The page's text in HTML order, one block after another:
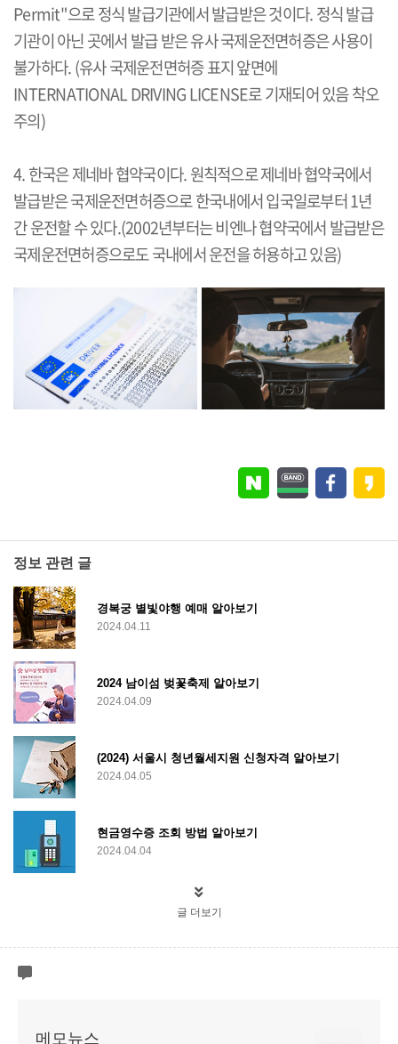
Permit"으로 정식 발급기관에서 발급받은 것이다. 정식 발급
기관이 아닌 곳에서 발급 받은 유사 국제운전면허증은 사용이
불가하다. (유사 국제운전면허증 표지 앞면에
INTERNATIONAL DRIVING LICENSE로 기재되어 있음 착오
주의)
4. 한국은 제네바 협약국이다. 원칙적으로 제네바 협약국에서
발급받은 국제운전면허증으로 한국내에서 입국일로부터 1년
간 운전할 수 있다.(2002년부터는 비엔나 협약국에서 발급받은
국제운전면허증으로도 국내에서 운전을 허용하고 있음)
정보 관련 글
경복궁 별빛야행 예매 알아보기
2024.04.11
2024 남이섬 벚꽃축제 알아보기
2024.04.09
(2024) 서울시 청년월세지원 신청자격 알아보기
2024.04.05
현금영수증 조회 방법 알아보기
2024.04.04
글 더보기
메모뉴스